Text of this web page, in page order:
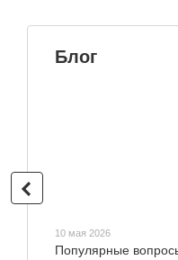
Блог
10 мая 2026
Популярные